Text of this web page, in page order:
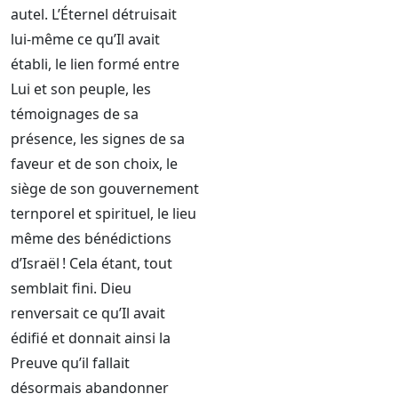
autel. L’Éternel détruisait
lui-même ce qu’Il avait
établi, le lien formé entre
Lui et son peuple, les
témoignages de sa
présence, les signes de sa
faveur et de son choix, le
siège de son gouvernement
ternporel et spirituel, le lieu
même des bénédictions
d’Israël ! Cela étant, tout
semblait fini. Dieu
renversait ce qu’Il avait
édifié et donnait ainsi la
Preuve qu’il fallait
désormais abandonner